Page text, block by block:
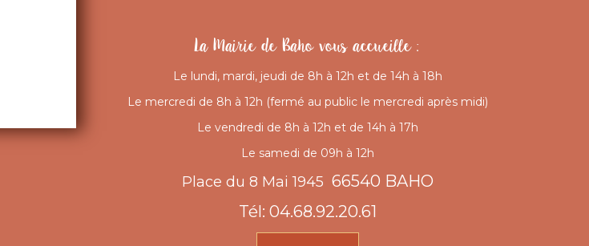
La Mairie de Baho vous accueille :
Le lundi, mardi, jeudi de 8h à 12h et de 14h à 18h
Le mercredi de 8h à 12h (fermé au public le mercredi après midi)
Le vendredi de 8h à 12h et de 14h à 17h
Le samedi de 09h à 12h
Place du 8 Mai 1945 66540 BAHO
Tél: 04.68.92.20.61